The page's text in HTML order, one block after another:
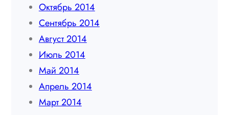
Октябрь 2014
Сентябрь 2014
Август 2014
Июль 2014
Май 2014
Апрель 2014
Март 2014